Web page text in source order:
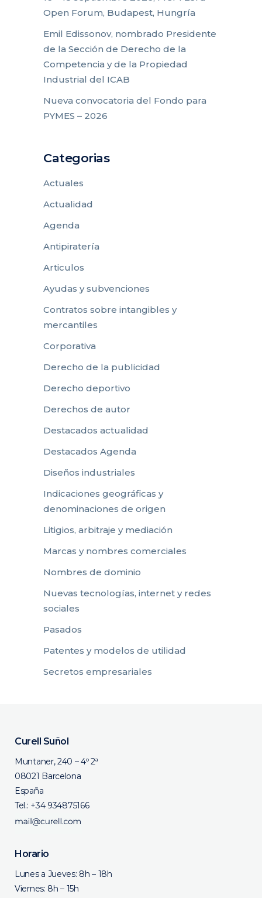
Open Forum, Budapest, Hungría
Emil Edissonov, nombrado Presidente
de la Sección de Derecho de la
Competencia y de la Propiedad
Industrial del ICAB
Nueva convocatoria del Fondo para
PYMES – 2026
Categorias
Actuales
Actualidad
Agenda
Antipiratería
Articulos
Ayudas y subvenciones
Contratos sobre intangibles y
mercantiles
Corporativa
Derecho de la publicidad
Derecho deportivo
Derechos de autor
Destacados actualidad
Destacados Agenda
Diseños industriales
Indicaciones geográficas y
denominaciones de origen
Litigios, arbitraje y mediación
Marcas y nombres comerciales
Nombres de dominio
Nuevas tecnologías, internet y redes
sociales
Pasados
Patentes y modelos de utilidad
Secretos empresariales
Curell Suñol
Muntaner, 240 – 4º 2ª
08021 Barcelona
España
Tel.: +34 934875166
Horario
Lunes a Jueves: 8h – 18h
Viernes: 8h – 15h